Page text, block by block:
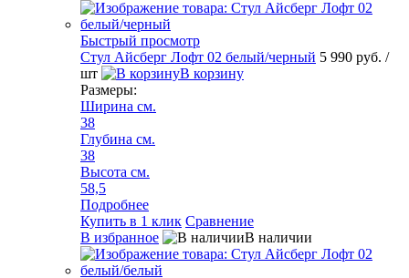
Быстрый просмотр
Стул Айсберг Лофт 02 белый/черный 5 990 руб. /
шт
В корзину
Размеры:
Ширина см.
38
Глубина см.
38
Высота см.
58,5
Подробнее
Купить в 1 клик Сравнение
В избранное
В наличии